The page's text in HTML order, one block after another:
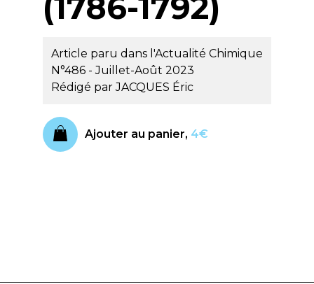
Article paru dans l'Actualité Chimique
N°486 - Juillet-Août 2023
Rédigé parJACQUES Éric
Ajouter au panier, 4€